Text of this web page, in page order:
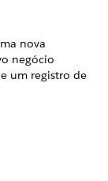
nova
negócio
um registro de
um registro de